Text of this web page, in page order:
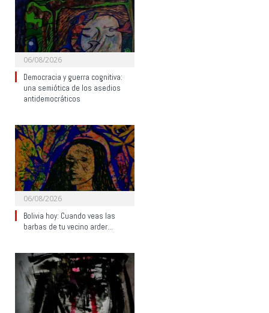
06/08/2026
Democracia y guerra cognitiva:
una semiótica de los asedios
antidemocráticos
06/08/2026
Bolivia hoy: Cuando veas las
barbas de tu vecino arder…